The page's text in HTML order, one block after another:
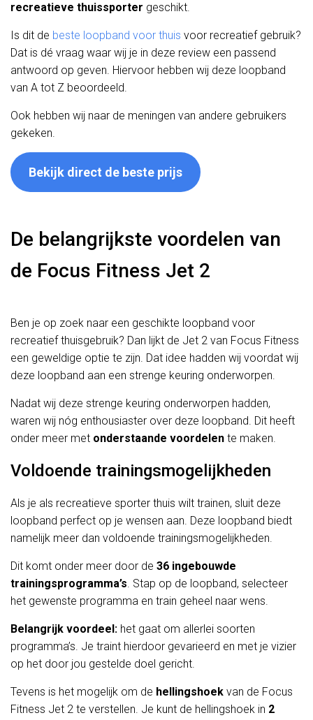
recreatieve thuissporter geschikt.
Is dit de beste loopband voor thuis voor recreatief gebruik?
Dat is dé vraag waar wij je in deze review een passend
antwoord op geven. Hiervoor hebben wij deze loopband
van A tot Z beoordeeld.
Ook hebben wij naar de meningen van andere gebruikers
gekeken.
Bekijk direct de beste prijs
De belangrijkste voordelen van
de Focus Fitness Jet 2
Ben je op zoek naar een geschikte loopband voor
recreatief thuisgebruik? Dan lijkt de Jet 2 van Focus Fitness
een geweldige optie te zijn. Dat idee hadden wij voordat wij
deze loopband aan een strenge keuring onderworpen.
Nadat wij deze strenge keuring onderworpen hadden,
waren wij nóg enthousiaster over deze loopband. Dit heeft
onder meer met onderstaande voordelen te maken.
Voldoende trainingsmogelijkheden
Als je als recreatieve sporter thuis wilt trainen, sluit deze
loopband perfect op je wensen aan. Deze loopband biedt
namelijk meer dan voldoende trainingsmogelijkheden.
Dit komt onder meer door de 36 ingebouwde
trainingsprogramma’s. Stap op de loopband, selecteer
het gewenste programma en train geheel naar wens.
Belangrijk voordeel: het gaat om allerlei soorten
programma’s. Je traint hierdoor gevarieerd en met je vizier
op het door jou gestelde doel gericht.
Tevens is het mogelijk om de hellingshoek van de Focus
Fitness Jet 2 te verstellen. Je kunt de hellingshoek in 2